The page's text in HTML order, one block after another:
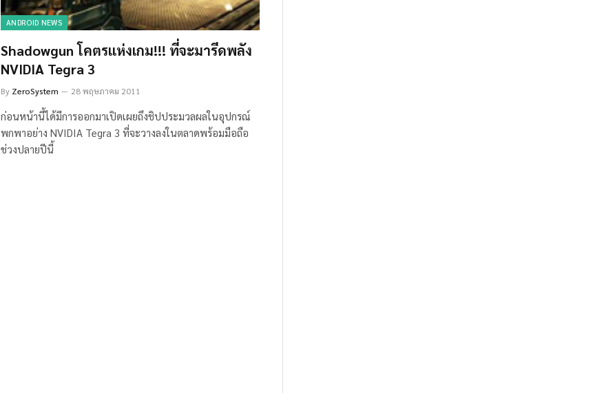
ANDROID NEWS
Shadowgun โคตรแห่งเกม!!! ที่จะมารีดพลัง
NVIDIA Tegra 3
By ZeroSystem 28 พฤษภาคม 2011
ก่อนหน้านี้ได้มีการออกมาเปิดเผยถึงชิปประมวลผลในอุปกรณ์
พกพาอย่าง NVIDIA Tegra 3 ที่จะวางลงในตลาดพร้อมมือถือ
ช่วงปลายปีนี้